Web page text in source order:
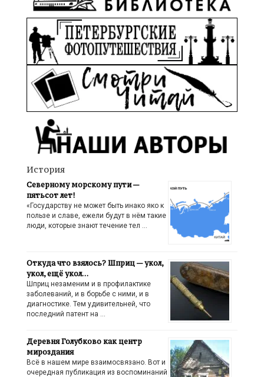
История
Северному морскому пути —
пятьсот лет!
«Государству не может быть инако яко к
пользе и славе, ежели будут в нём такие
люди, которые знают течение тел …
Откуда что взялось? Шприц — укол,
укол, ещё укол…
Шприц незаменим и в профилактике
заболеваний, и в борьбе с ними, и в
диагностике. Тем удивительней, что
последний патент на …
Деревня Голубково как центр
мироздания
Всё в нашем мире взаимосвязано. Вот и
очередная публикация из воспоминаний